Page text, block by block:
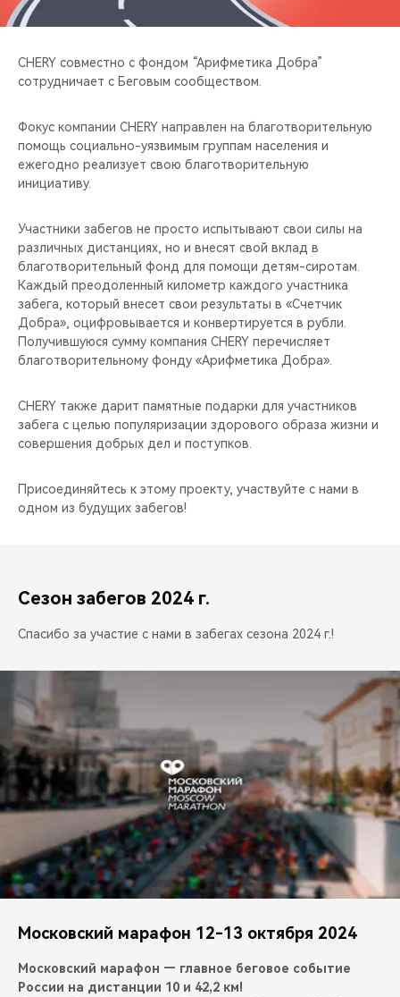
CHERY ДЛЯ ДЕТЕЙ
CHERY совместно с фондом “Арифметика Добра”
сотрудничает с Беговым сообществом.
Фокус компании CHERY направлен на благотворительную
помощь социально-уязвимым группам населения и
ежегодно реализует свою благотворительную
инициативу.
Участники забегов не просто испытывают свои силы на
различных дистанциях, но и внесят свой вклад в
благотворительный фонд для помощи детям-сиротам.
Каждый преодоленный километр каждого участника
забега, который внесет свои результаты в «Счетчик
Добра», оцифровывается и конвертируется в рубли.
Получившуюся сумму компания CHERY перечисляет
благотворительному фонду «Арифметика Добра».
CHERY также дарит памятные подарки для участников
забега с целью популяризации здорового образа жизни и
совершения добрых дел и поступков.
Присоединяйтесь к этому проекту, участвуйте с нами в
одном из будущих забегов!
Сезон забегов 2024 г.
Спасибо за участие с нами в забегах сезона 2024 г.!
Московский марафон 12-13 октября 2024
Московский марафон — главное беговое событие
России на дистанции 10 и 42,2 км!